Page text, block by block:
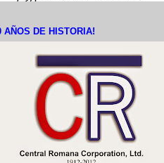
AÑOS DE HISTORIA!